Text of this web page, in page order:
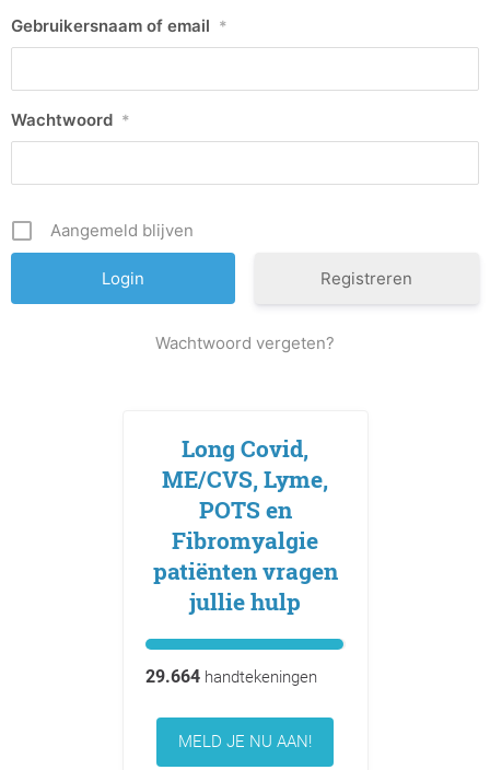
Gebruikersnaam of email *
Wachtwoord *
Aangemeld blijven
Registreren
Wachtwoord vergeten?
Long Covid,
ME/CVS, Lyme,
POTS en
Fibromyalgie
patiënten vragen
jullie hulp
29.664handtekeningen
MELD JE NU AAN!